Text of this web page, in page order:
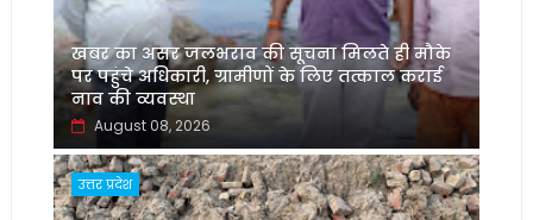
खबर का असर जलभराव की सूचना मिलते ही मौके
पर पहुंचे अधिकारी, ग्रामीणों के लिए तत्काल कराई
नाव की व्यवस्था
August 08, 2026
उत्तर प्रदेश